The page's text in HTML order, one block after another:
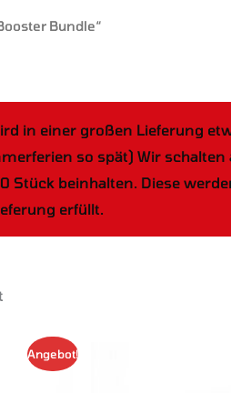
Bundle“
in einer großen Lieferung
so spät) Wir
Stück beinhalten. Diese
erfüllt.
Angebot!
Dieses